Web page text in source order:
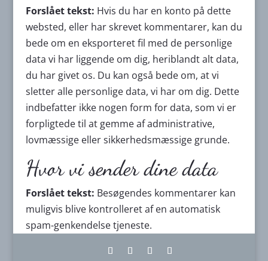
Forslået tekst: Hvis du har en konto på dette
websted, eller har skrevet kommentarer, kan du
bede om en eksporteret fil med de personlige
data vi har liggende om dig, heriblandt alt data,
du har givet os. Du kan også bede om, at vi
sletter alle personlige data, vi har om dig. Dette
indbefatter ikke nogen form for data, som vi er
forpligtede til at gemme af administrative,
lovmæssige eller sikkerhedsmæssige grunde.
Hvor vi sender dine data
Forslået tekst: Besøgendes kommentarer kan
muligvis blive kontrolleret af en automatisk
spam-genkendelse tjeneste.